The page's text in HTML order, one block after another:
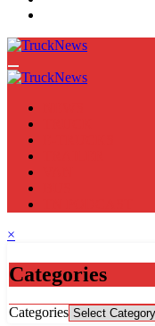
×
Categories
Categories